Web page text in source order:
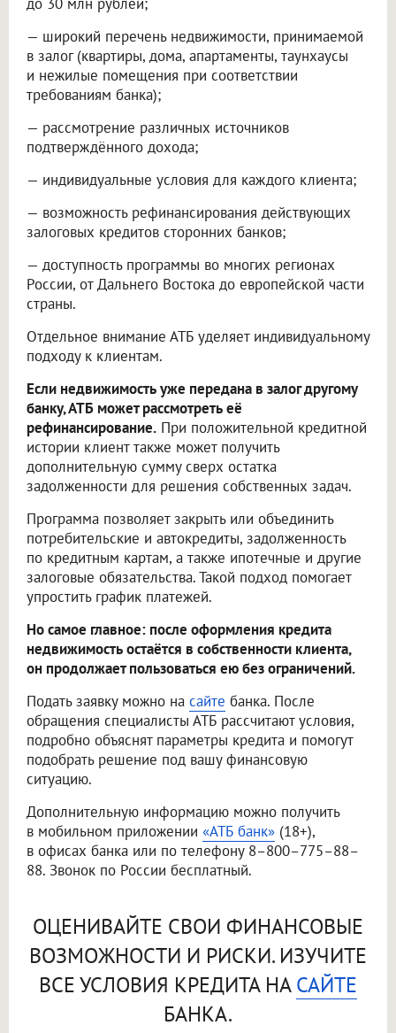
— широкий перечень недвижимости, принимаемой
в залог (квартиры, дома, апартаменты, таунхаусы
и нежилые помещения при соответствии
требованиям банка);
— рассмотрение различных источников
подтверждённого дохода;
— индивидуальные условия для каждого клиента;
— возможность рефинансирования действующих
залоговых кредитов сторонних банков;
— доступность программы во многих регионах
России, от Дальнего Востока до европейской части
страны.
Отдельное внимание АТБ уделяет индивидуальному
подходу к клиентам.
Если недвижимость уже передана в залог другому
банку, АТБ может рассмотреть её
рефинансирование. При положительной кредитной
истории клиент также может получить
дополнительную сумму сверх остатка
задолженности для решения собственных задач.
Программа позволяет закрыть или объединить
потребительские и автокредиты, задолженность
по кредитным картам, а также ипотечные и другие
залоговые обязательства. Такой подход помогает
упростить график платежей.
Но самое главное: после оформления кредита
недвижимость остаётся в собственности клиента,
он продолжает пользоваться ею без ограничений.
Подать заявку можно на сайте банка. После
обращения специалисты АТБ рассчитают условия,
подробно объяснят параметры кредита и помогут
подобрать решение под вашу финансовую
ситуацию.
Дополнительную информацию можно получить
в мобильном приложении «АТБ банк» (18+),
в офисах банка или по телефону 8–800–775–88–
88. Звонок по России бесплатный.
ОЦЕНИВАЙТЕ СВОИ ФИНАНСОВЫЕ
ВОЗМОЖНОСТИ И РИСКИ. ИЗУЧИТЕ
ВСЕ УСЛОВИЯ КРЕДИТА НАСАЙТЕ
БАНКА.